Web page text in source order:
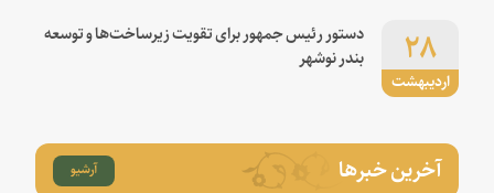
اردیبهشت
۲۸
دستور رئیس جمهور برای تقویت زیرساخت‌ها و توسعه
بندر نوشهر
آخرین خبرها آرشیو